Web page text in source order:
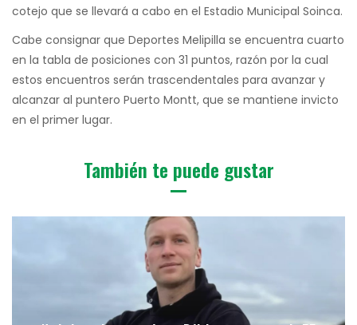
cotejo que se llevará a cabo en el Estadio Municipal Soinca.
Cabe consignar que Deportes Melipilla se encuentra cuarto
en la tabla de posiciones con 31 puntos, razón por la cual
estos encuentros serán trascendentales para avanzar y
alcanzar al puntero Puerto Montt, que se mantiene invicto
en el primer lugar.
También te puede gustar